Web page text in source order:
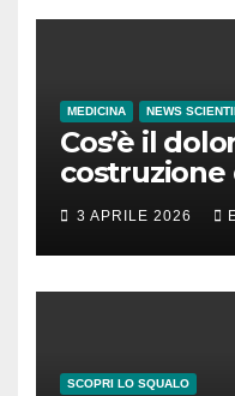
MEDICINA NEWS
Cos’è il
costruzione
3 APRILE 2026
SCOPRI LO SQUALO